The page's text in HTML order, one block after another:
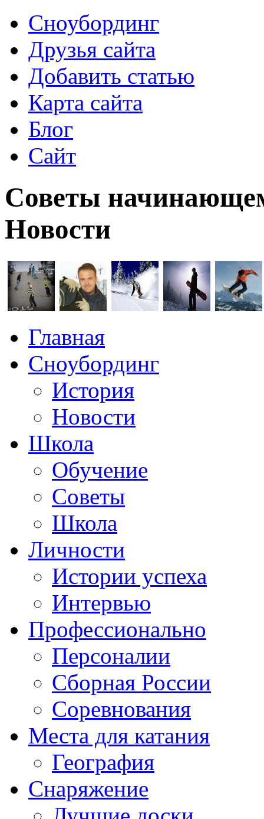
Сноубординг
Друзья сайта
Добавить статью
Карта сайта
Блог
Сайт
Советы
Новости
Главная
Сноубординг
История
Новости
Школа
Обучение
Советы
Школа
Личности
Истории успеха
Интервью
Профессионально
Персоналии
Сборная России
Соревнования
Места для катания
География
Снаряжение